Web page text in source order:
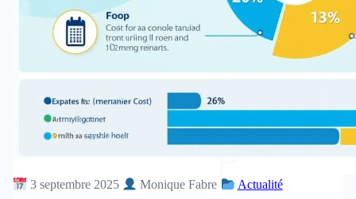
3 septembre 2025 Monique Fabre Actualité